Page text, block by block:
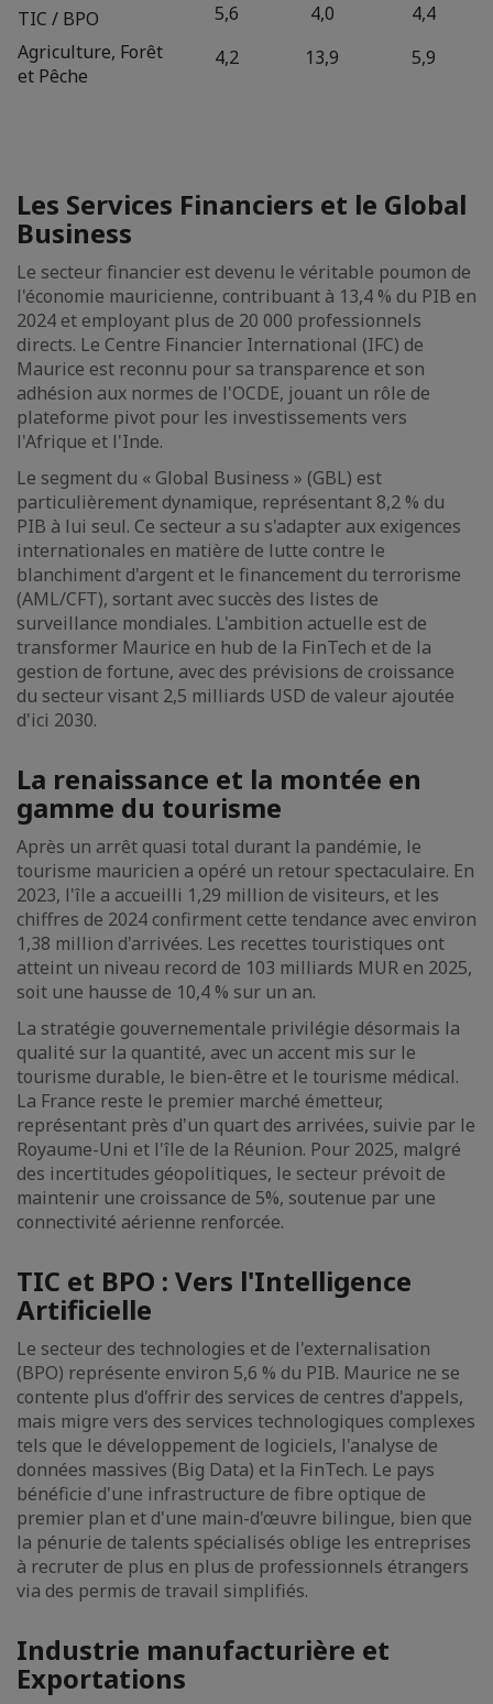
TIC / BPO 5,6 4,0
4,4
Agriculture, Forêt
et Pêche
4,2 13,9 5,9
Les Services Financiers et le Global
Business
Le secteur financier est devenu le véritable poumon de
l'économie mauricienne, contribuant à 13,4 % du PIB en
2024 et employant plus de 20 000 professionnels
directs. Le Centre Financier International (IFC) de
Maurice est reconnu pour sa transparence et son
adhésion aux normes de l'OCDE, jouant un rôle de
plateforme pivot pour les investissements vers
l'Afrique et l'Inde.
Le segment du « Global Business » (GBL) est
particulièrement dynamique, représentant 8,2 % du
PIB à lui seul. Ce secteur a su s'adapter aux exigences
internationales en matière de lutte contre le
blanchiment d'argent et le financement du terrorisme
(AML/CFT), sortant avec succès des listes de
surveillance mondiales. L'ambition actuelle est de
transformer Maurice en hub de la FinTech et de la
gestion de fortune, avec des prévisions de croissance
du secteur visant 2,5 milliards USD de valeur ajoutée
d'ici 2030.
La renaissance et la montée en
gamme du tourisme
Après un arrêt quasi total durant la pandémie, le
tourisme mauricien a opéré un retour spectaculaire. En
2023, l'île a accueilli 1,29 million de visiteurs, et les
chiffres de 2024 confirment cette tendance avec environ
1,38 million d'arrivées. Les recettes touristiques ont
atteint un niveau record de 103 milliards MUR en 2025,
soit une hausse de 10,4 % sur un an.
La stratégie gouvernementale privilégie désormais la
qualité sur la quantité, avec un accent mis sur le
tourisme durable, le bien-être et le tourisme médical.
La France reste le premier marché émetteur,
représentant près d'un quart des arrivées, suivie par le
Royaume-Uni et l'île de la Réunion. Pour 2025, malgré
des incertitudes géopolitiques, le secteur prévoit de
maintenir une croissance de 5%, soutenue par une
connectivité aérienne renforcée.
TIC et BPO : Vers l'Intelligence
Artificielle
Le secteur des technologies et de l'externalisation
(BPO) représente environ 5,6 % du PIB. Maurice ne se
contente plus d'offrir des services de centres d'appels,
mais migre vers des services technologiques complexes
tels que le développement de logiciels, l'analyse de
données massives (Big Data) et la FinTech. Le pays
bénéficie d'une infrastructure de fibre optique de
premier plan et d'une main-d'œuvre bilingue, bien que
la pénurie de talents spécialisés oblige les entreprises
à recruter de plus en plus de professionnels étrangers
via des permis de travail simplifiés.
Industrie manufacturière et
Exportations